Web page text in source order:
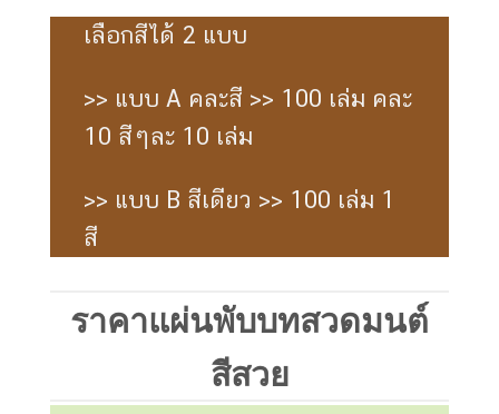
เลือกสีได้ 2 แบบ
>> แบบ A คละสี >> 100 เล่ม คละ
10 สีๆละ 10 เล่ม
>> แบบ B สีเดียว >> 100 เล่ม 1
สี
ราคาแผ่นพับบทสวดมนต์
สีสวย